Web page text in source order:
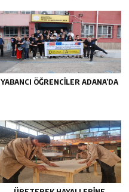
YABANCI ÖĞRENCİLER ADANA’DA